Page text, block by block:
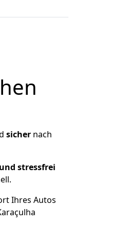
sicher nach
stressfrei
Ihres Autos